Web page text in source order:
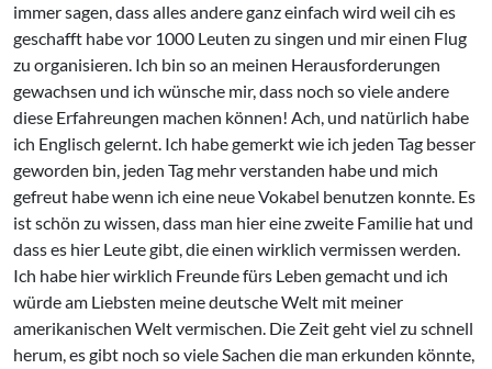
immer sagen, dass alles andere ganz einfach wird weil cih es
geschafft habe vor 1000 Leuten zu singen und mir einen Flug
zu organisieren. Ich bin so an meinen Herausforderungen
gewachsen und ich wünsche mir, dass noch so viele andere
diese Erfahreungen machen können! Ach, und natürlich habe
ich Englisch gelernt. Ich habe gemerkt wie ich jeden Tag besser
geworden bin, jeden Tag mehr verstanden habe und mich
gefreut habe wenn ich eine neue Vokabel benutzen konnte. Es
ist schön zu wissen, dass man hier eine zweite Familie hat und
dass es hier Leute gibt, die einen wirklich vermissen werden.
Ich habe hier wirklich Freunde fürs Leben gemacht und ich
würde am Liebsten meine deutsche Welt mit meiner
amerikanischen Welt vermischen. Die Zeit geht viel zu schnell
herum, es gibt noch so viele Sachen die man erkunden könnte,